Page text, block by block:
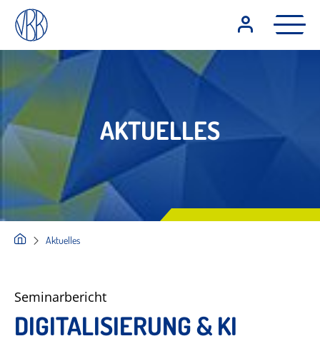
AKTUELLES
Aktuelles
Seminarbericht
DIGITALISIERUNG & KI